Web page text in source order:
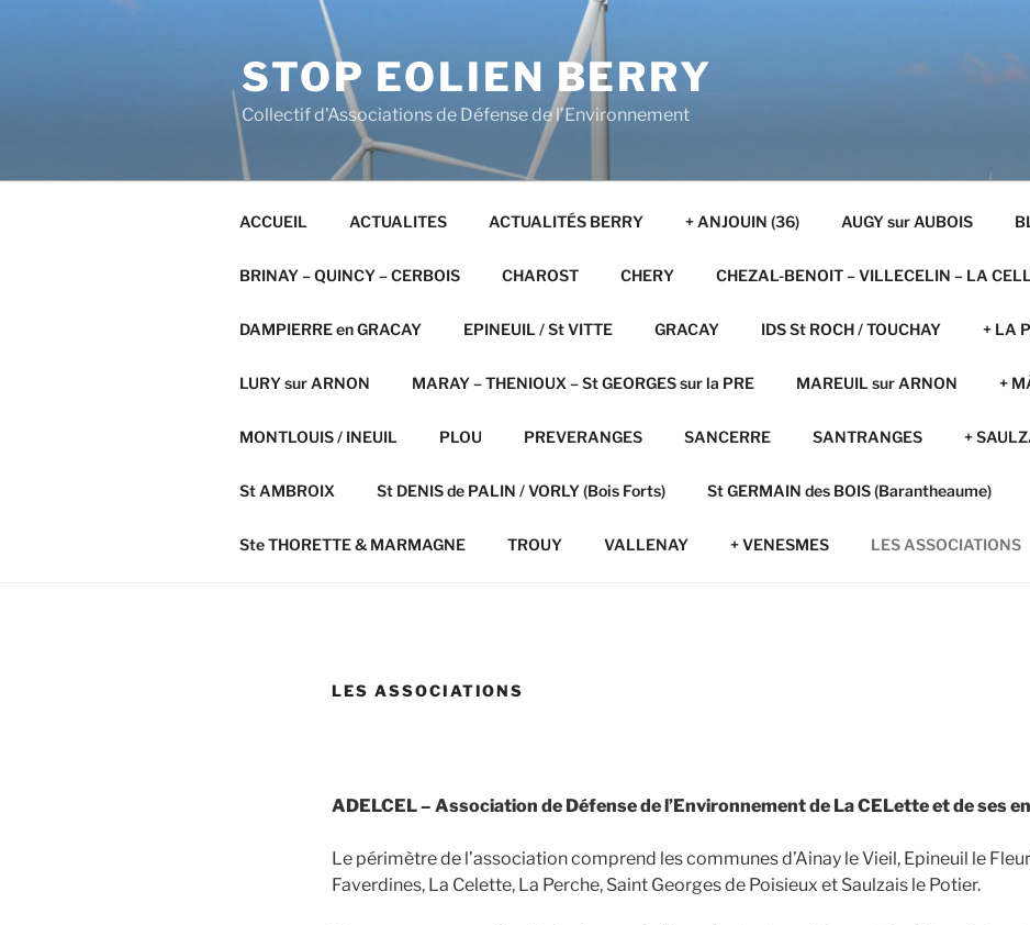
STOP EOLIEN BERRY
Collectif d'Associations de Défense de l’Environnement
ACCUEIL ACTUALITES ACTUALITÉS BERRY + ANJOUIN (36) AUGY sur AUBOIS
BRINAY – QUINCY – CERBOIS CHAROST CHERY CHEZAL-BENOIT – VILLECELIN – LA
DAMPIERRE en GRACAY EPINEUIL / St VITTE GRACAY IDS St ROCH / TOUCHAY + LA
LURY sur ARNON MARAY – THENIOUX – St GEORGES sur la PRE MAREUIL sur ARNON +
MONTLOUIS / INEUIL PLOU PREVERANGES SANCERRE SANTRANGES +
St AMBROIX St DENIS de PALIN / VORLY (Bois Forts) St GERMAIN des BOIS (Barantheaume)
Ste THORETTE & MARMAGNE TROUY VALLENAY + VENESMES LES ASSOCIATIONS
LES ASSOCIATIONS
ADELCEL – Association de Défense de l’Environnement de La CELette et de ses
Le périmètre de l’association comprend les communes d’Ainay le Vieil, Epineuil le
Faverdines, La Celette, La Perche, Saint Georges de Poisieux et Saulzais le Potier.